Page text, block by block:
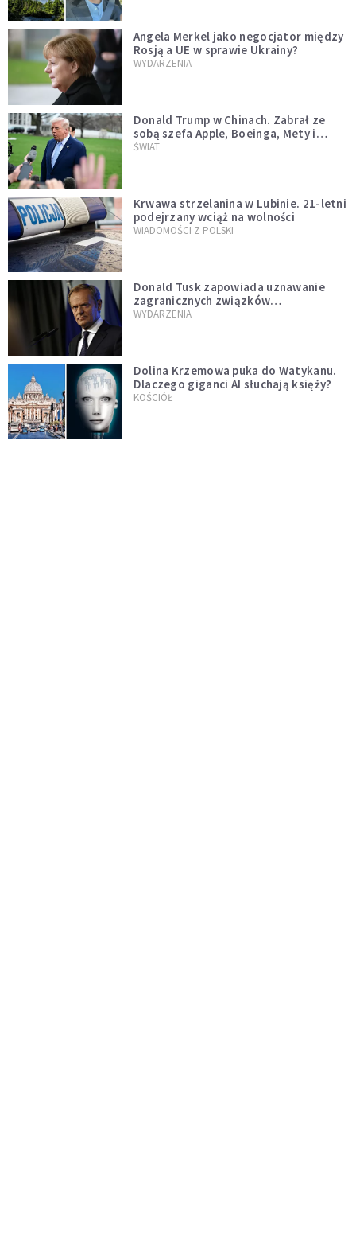
Angela Merkel jako negocjator między
Rosją a UE w sprawie Ukrainy?
WYDARZENIA
Donald Trump w Chinach. Zabrał ze
sobą szefa Apple, Boeinga, Mety i
Muska
ŚWIAT
Krwawa strzelanina w Lubinie. 21-letni
podejrzany wciąż na wolności
WIADOMOŚCI Z POLSKI
Donald Tusk zapowiada uznawanie
zagranicznych związków
jednopłciowych. "Państwo oblało ten
WYDARZENIA
Dolina Krzemowa puka do Watykanu.
Dlaczego giganci AI słuchają księży?
KOŚCIÓŁ